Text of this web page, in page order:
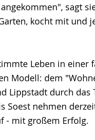
sagt
kocht mit und
Leben in
Modell: dem
Lippstadt durch
Soest nehmen
- mit großem Erfolg.